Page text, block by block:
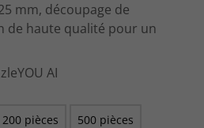
mm, découpage de
de haute qualité pour un
AI
200 pièces 500 pièces